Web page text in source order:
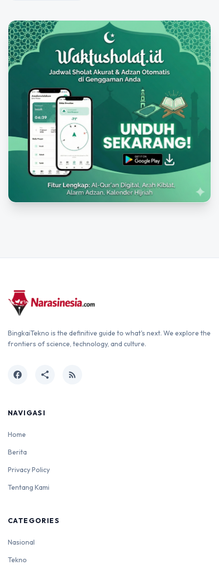
BingkaiTekno is the definitive guide to what's next. We explore the
frontiers of science, technology, and culture.
facebook share rss_feed
NAVIGASI
Home
Berita
Privacy Policy
Tentang Kami
CATEGORIES
Nasional
Tekno